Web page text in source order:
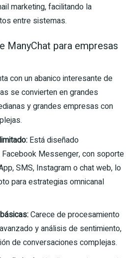
marketing, facilitando la
entre sistemas.
ManyChat para empresas
con un abanico interesante de
se convierten en grandes
y grandes empresas con
Está diseñado
Messenger, con soporte
SMS, Instagram o chat web, lo
para estrategias omnicanal
Carece de procesamiento
y análisis de sentimiento,
de conversaciones complejas.